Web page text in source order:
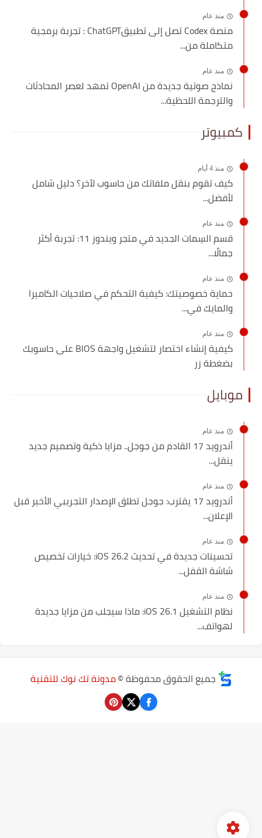
منذ عام
منصة Codex تصل إلى تطبيقChatGPT : تجربة برمجية
متكاملة من...
منذ عام
نماذج صوتية جديدة من OpenAI تمهد لعصر المحادثات
والترجمة اللحظية...
كمبيوتر
منذ 4 أيام
كيف تقوم بنقل ملفاتك من حاسوب لآخر؟ دليل شامل
لأفضل...
منذ عام
قسم السِمات الجديد في متجر ويندوز 11: تجربة أكثر
جمالًا...
منذ عام
حماية خصوصيتك: كيفية التحكم في صلاحيات الكاميرا
والمايك في...
منذ عام
كيفية إنشاء اختصار لتشغيل واجهة BIOS على حاسوبك
بضغطة زر
موبايل
منذ عام
أندرويد 17 القادم من جوجل.. مزايا ذكية وتصميم جديد
ينقل...
منذ عام
أندرويد 17 يقترب: جوجل تطلق الإصدار التجريبي الأخير قبل
الإعلان...
منذ عام
تحسينات جديدة في تحديث iOS 26.2: خيارات تخصيص
شاشة القفل...
منذ عام
نظام التشغيل iOS 26.1: ماذا سيجلب من مزايا جديدة
لهواتف...
جميع الحقوق محفوظة ©مدونة تك نوك للتقنية